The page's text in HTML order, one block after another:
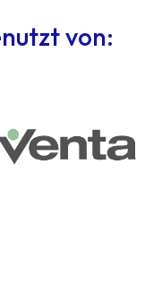
von: